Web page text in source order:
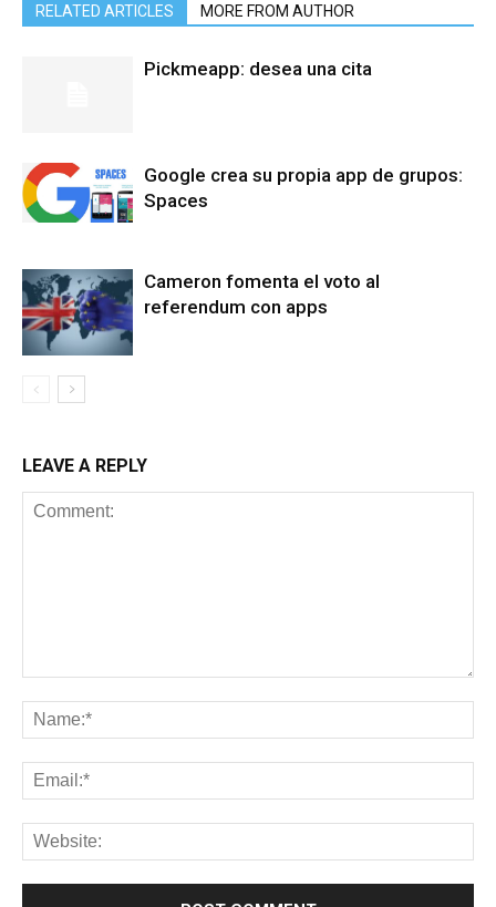
RELATED ARTICLES MORE FROM AUTHOR
Pickmeapp: desea una cita
Google crea su propia app de grupos:
Spaces
Cameron fomenta el voto al
referendum con apps
LEAVE A REPLY